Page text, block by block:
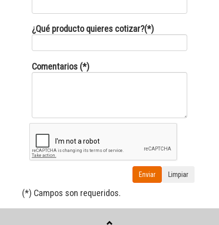
¿Qué producto quieres cotizar?(*)
Comentarios (*)
Limpiar
Enviar
(*) Campos son requeridos.